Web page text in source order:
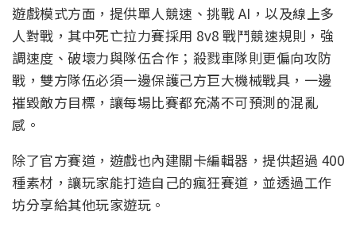
遊戲模式方面，提供單人競速、挑戰 AI，以及線上多
人對戰，其中死亡拉力賽採用 8v8 戰鬥競速規則，強
調速度、破壞力與隊伍合作；殺戮車隊則更偏向攻防
戰，雙方隊伍必須一邊保護己方巨大機械戰具，一邊
摧毀敵方目標，讓每場比賽都充滿不可預測的混亂
感。
除了官方賽道，遊戲也內建關卡編輯器，提供超過 400
種素材，讓玩家能打造自己的瘋狂賽道，並透過工作
坊分享給其他玩家遊玩。